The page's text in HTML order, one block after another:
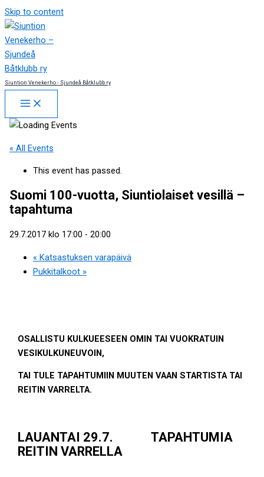
Skip to content
Siuntion Venekerho - Sjundeå Båtklubb ry
« All Events
This event has passed.
Suomi 100-vuotta, Siuntiolaiset vesillä –
tapahtuma
29.7.2017 klo 17:00 - 20:00
« Katsastuksen varapäivä
Pukkitalkoot »
OSALLISTU KULKUEESEEN OMIN TAI VUOKRATUIN
VESIKULKUNEUVOIN,
TAI TULE TAPAHTUMIIN MUUTEN VAAN STARTISTA TAI
REITIN VARRELTA.
LAUANTAI 29.7. TAPAHTUMIA
REITIN VARRELLA